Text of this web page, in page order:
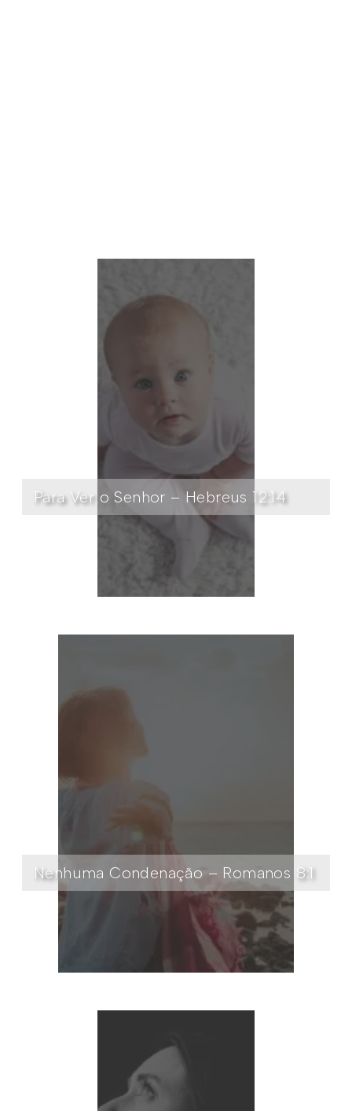
Para Ver o Senhor – Hebreus 12:14
Nenhuma Condenação – Romanos 8:1